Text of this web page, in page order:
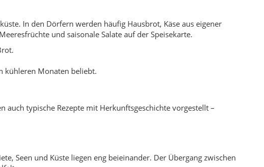
Seen und Küste liegen eng beieinander. Der Übergang zwischen
immer wieder Dorf- und Stadtfeste, bei denen Musik, Tanz
und Meeresfeste, Sportevents oder Kulturprogramme – mit